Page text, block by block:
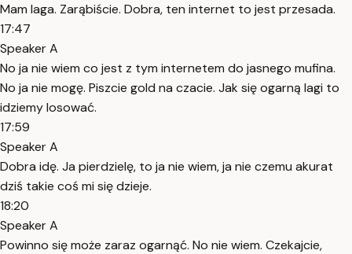
Mam laga. Zarąbiście. Dobra, ten internet to jest przesada.
17:47
Speaker A
No ja nie wiem co jest z tym internetem do jasnego mufina.
No ja nie mogę. Piszcie gold na czacie. Jak się ogarną lagi to
idziemy losować.
17:59
Speaker A
Dobra idę. Ja pierdzielę, to ja nie wiem, ja nie czemu akurat
dziś takie coś mi się dzieje.
18:20
Speaker A
Powinno się może zaraz ogarnąć. No nie wiem. Czekajcie,